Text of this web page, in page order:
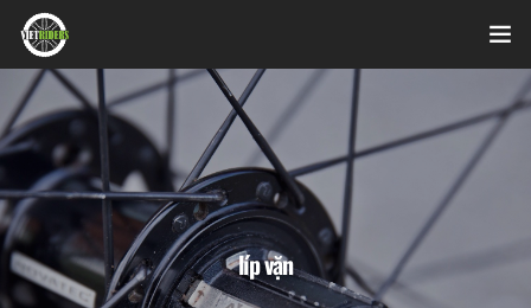
Home
Videos
Sản phẩm líp vặn